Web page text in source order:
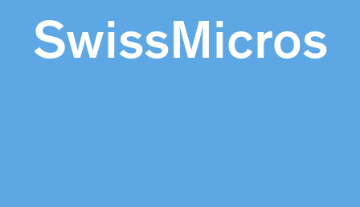
SwissMicros